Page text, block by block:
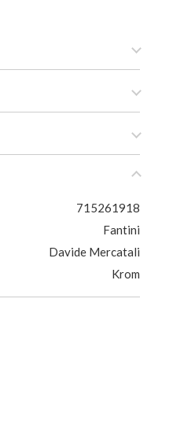
715261918
Fantini
Davide Mercatali
Krom